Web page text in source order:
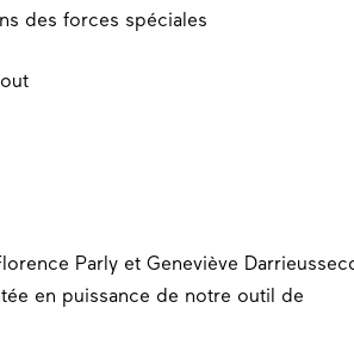
des forces spéciales
Parly et Geneviève
en puissance de notre outil de